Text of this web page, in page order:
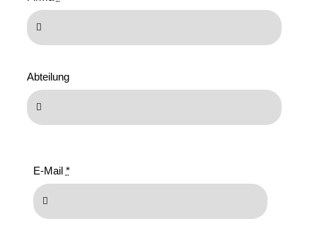
Abteilung
E-Mail *